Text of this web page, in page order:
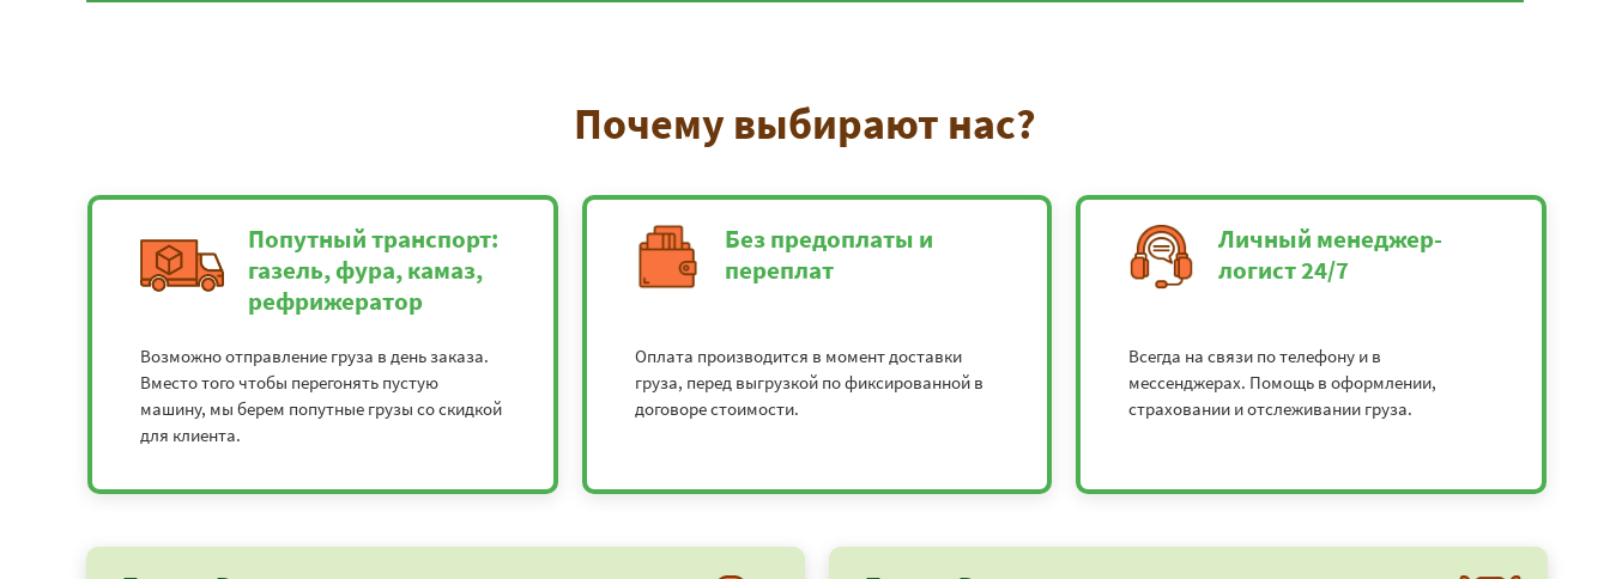
Почему выбирают нас?
Попутный транспорт:
газель, фура, камаз,
рефрижератор
Возможно отправление груза в день заказа.
Вместо того чтобы перегонять пустую
машину, мы берем попутные грузы со скидкой
для клиента.
Без предоплаты и
переплат
Оплата производится в момент доставки
груза, перед выгрузкой по фиксированной в
договоре стоимости.
Личный менеджер-
логист 24/7
Всегда на связи по телефону и в
мессенджерах. Помощь в оформлении,
страховании и отслеживании груза.